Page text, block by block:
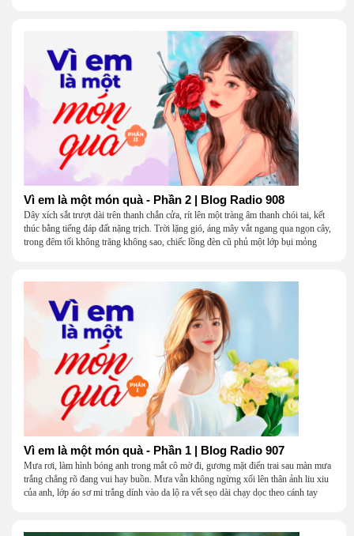
Vì em là một món quà - Phần 2 | Blog Radio 908
Dây xích sắt trượt dài trên thanh chắn cửa, rít lên một tràng âm thanh chói tai, kết
thúc bằng tiếng đáp đất nặng trịch. Trời lặng gió, áng mây vắt ngang qua ngọn cây,
trong đêm tối không trăng không sao, chiếc lồng đèn cũ phủ một lớp bụi mỏng
Vì em là một món quà - Phần 1 | Blog Radio 907
Mưa rơi, làm hình bóng anh trong mắt cô mờ đi, gương mặt điển trai sau màn mưa
trắng chẳng rõ đang vui hay buồn. Mưa vẫn không ngừng xối lên thân ảnh liu xiu
của anh, lớp áo sơ mi trắng dính vào da lộ ra vết sẹo dài chạy dọc theo cánh tay